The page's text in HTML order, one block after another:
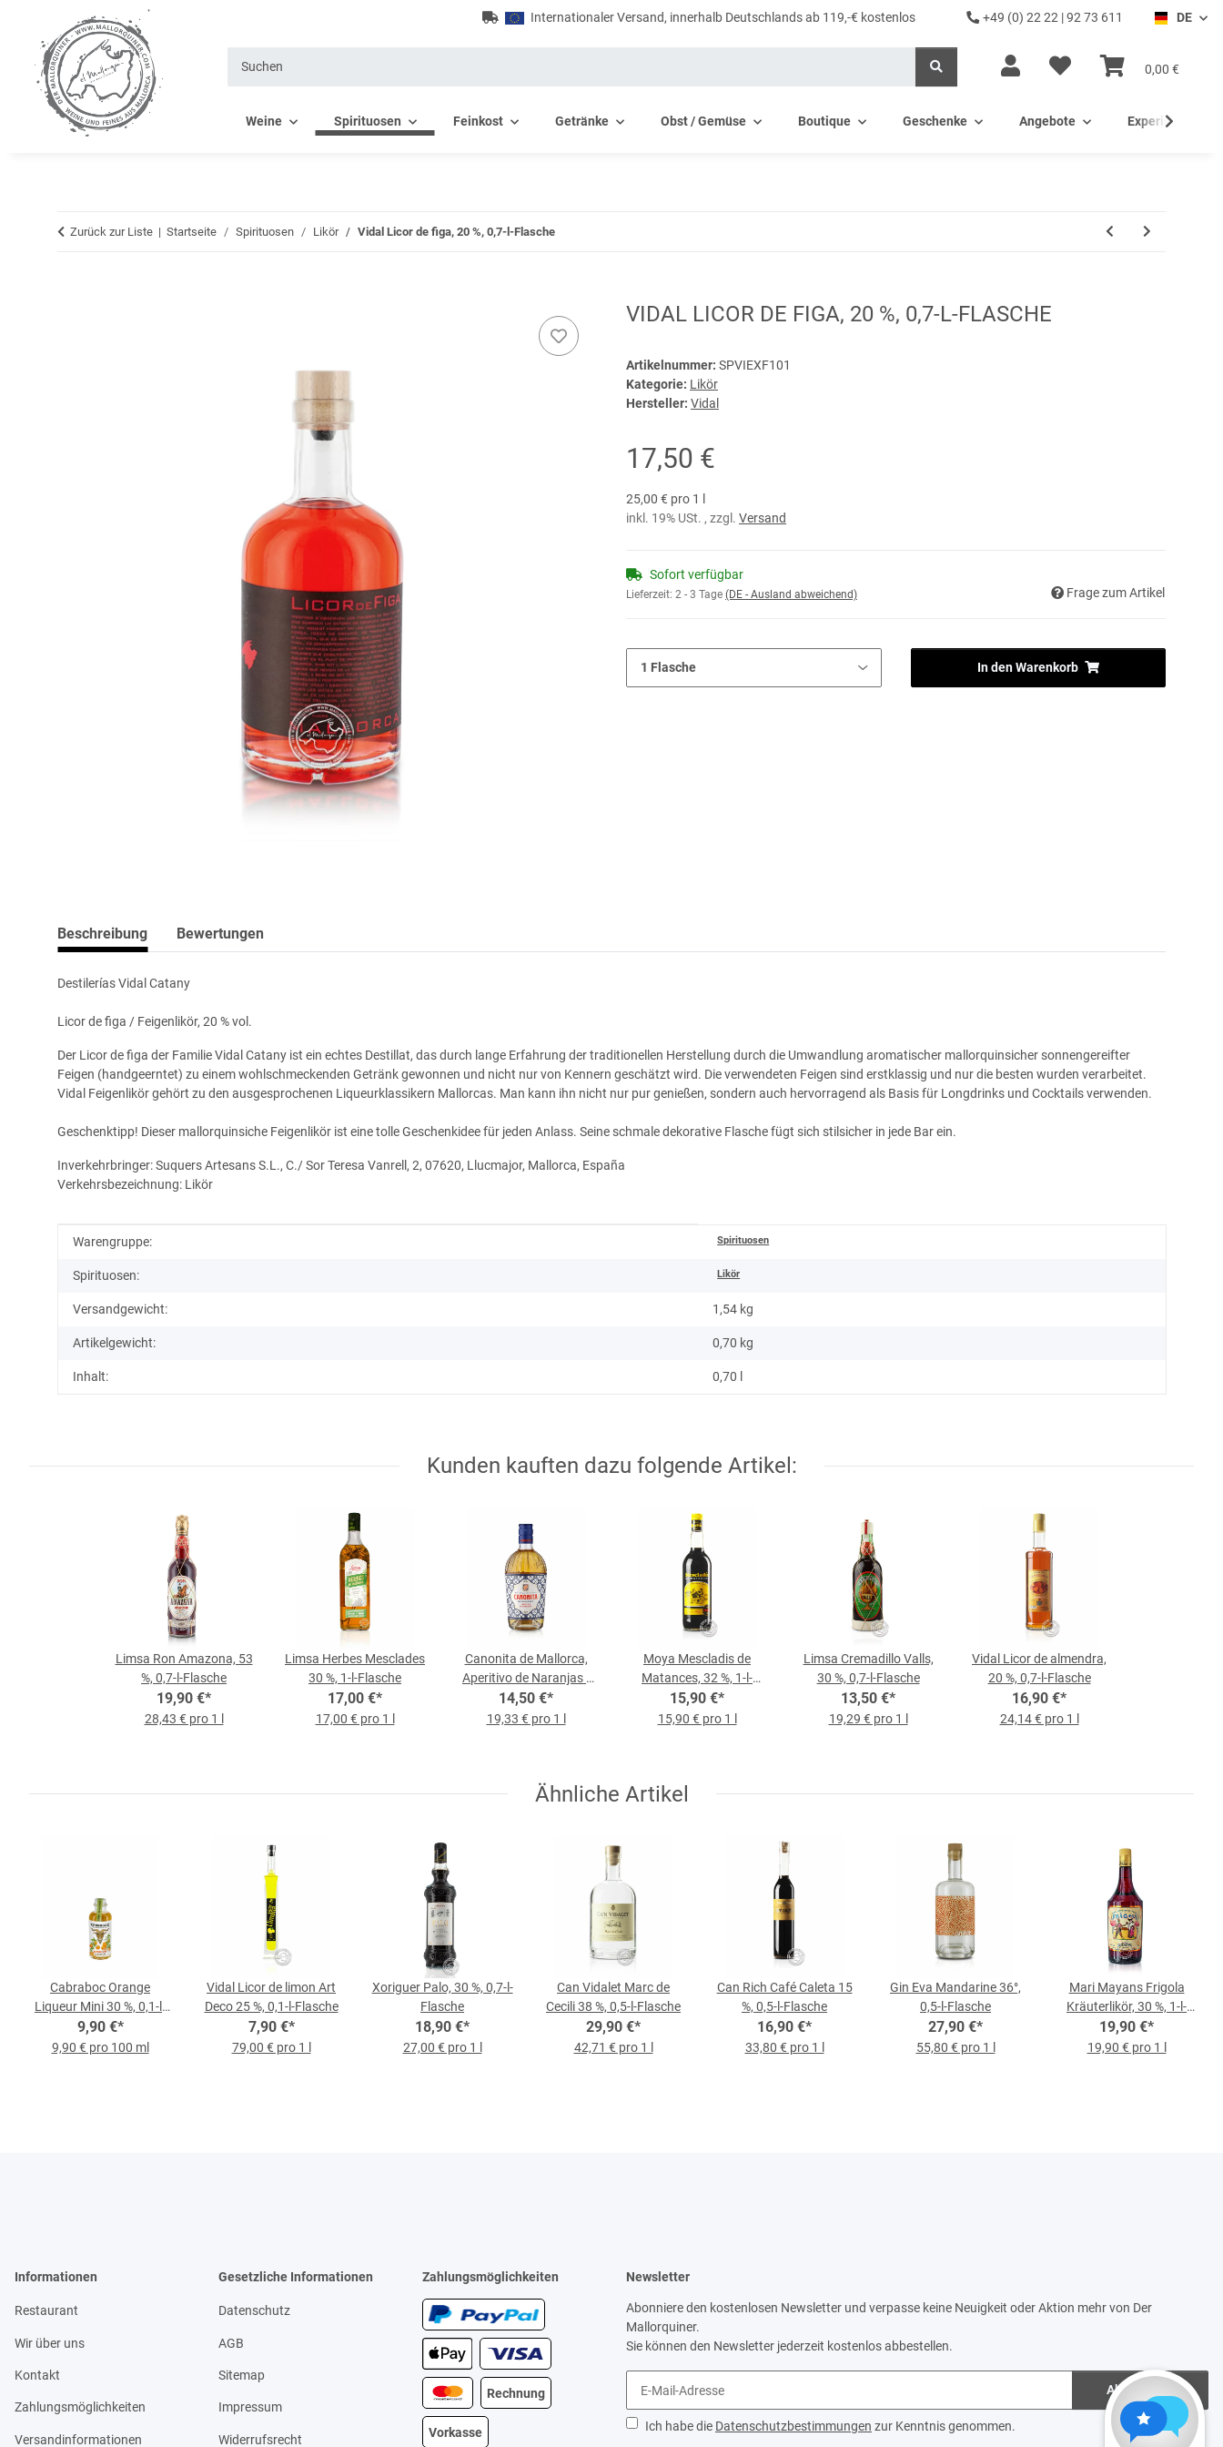
Internationaler Versand, innerhalb Deutschlands ab 119,-€ kostenlos +49 (0) 22 22 | 92 73 611 DE
0,00 €
Weine Spirituosen Feinkost Getränke Obst / Gemüse Boutique Geschenke Angebote Experience -
Zurück zur Liste Startseite Spirituosen Likör Vidal Licor de figa, 20 %, 0,7-l-Flasche
VIDAL LICOR DE FIGA, 20 %, 0,7-L-FLASCHE
Artikelnummer: SPVIEXF101
Kategorie: Likör
Hersteller: Vidal
17,50 €
25,00 € pro 1 l
inkl. 19% USt. , zzgl. Versand
Sofort verfügbar
Lieferzeit: 2 - 3 Tage (DE - Ausland abweichend) Frage zum Artikel
In den Warenkorb
Beschreibung Bewertungen
Destilerías Vidal Catany
Licor de figa / Feigenlikör, 20 % vol.
Der Licor de figa der Familie Vidal Catany ist ein echtes Destillat, das durch lange Erfahrung der traditionellen Herstellung durch die Umwandlung aromatischer mallorquinsicher sonnengereifter
Feigen (handgeerntet) zu einem wohlschmeckenden Getränk gewonnen und nicht nur von Kennern geschätzt wird. Die verwendeten Feigen sind erstklassig und nur die besten wurden verarbeitet.
Vidal Feigenlikör gehört zu den ausgesprochenen Liqueurklassikern Mallorcas. Man kann ihn nicht nur pur genießen, sondern auch hervorragend als Basis für Longdrinks und Cocktails verwenden.
Geschenktipp! Dieser mallorquinsiche Feigenlikör ist eine tolle Geschenkidee für jeden Anlass. Seine schmale dekorative Flasche fügt sich stilsicher in jede Bar ein.
Inverkehrbringer: Suquers Artesans S.L., C./ Sor Teresa Vanrell, 2, 07620, Llucmajor, Mallorca, España
Verkehrsbezeichnung: Likör
Produkteigenschaft
Wert
Warengruppe: Spirituosen
Spirituosen: Likör
Versandgewicht: 1,54 kg
Artikelgewicht: 0,70 kg
Inhalt: 0,70 l
Kunden kauften dazu folgende Artikel:
Limsa Ron Amazona, 53
%, 0,7-l-Flasche
19,90 €*
28,43 € pro 1 l
Limsa Herbes Mesclades
30 %, 1-l-Flasche
17,00 €*
17,00 € pro 1 l
Canonita de Mallorca,
Aperitivo de Naranjas -
Orangen-Likör, 18 % vol,
0,75-l-Flasche
14,50 €*
19,33 € pro 1 l
Moya Mescladis de
Matances, 32 %, 1-l-
Flasche
15,90 €*
15,90 € pro 1 l
Limsa Cremadillo Valls,
30 %, 0,7-l-Flasche
13,50 €*
19,29 € pro 1 l
Vidal Licor de almendra,
20 %, 0,7-l-Flasche
16,90 €*
24,14 € pro 1 l
Ähnliche Artikel
Cabraboc Orange
Liqueur Mini 30 %, 0,1-l-
Flasche
9,90 €*
9,90 € pro 100 ml
Vidal Licor de limon Art
Deco 25 %, 0,1-l-Flasche
7,90 €*
79,00 € pro 1 l
Xoriguer Palo, 30 %, 0,7-l-
Flasche
18,90 €*
27,00 € pro 1 l
Can Vidalet Marc de
Cecili 38 %, 0,5-l-Flasche
29,90 €*
42,71 € pro 1 l
Can Rich Café Caleta 15
%, 0,5-l-Flasche
16,90 €*
33,80 € pro 1 l
Gin Eva Mandarine 36°,
0,5-l-Flasche
27,90 €*
55,80 € pro 1 l
Mari Mayans Frigola
Kräuterlikör, 30 %, 1-l-
Flasche
19,90 €*
19,90 € pro 1 l
Informationen
Restaurant
Wir über uns
Kontakt
Zahlungsmöglichkeiten
Versandinformationen
Gesetzliche Informationen
Datenschutz
AGB
Sitemap
Impressum
Widerrufsrecht
Zahlungsmöglichkeiten
Rechnung
Vorkasse
Newsletter
Abonniere den kostenlosen Newsletter und verpasse keine Neuigkeit oder Aktion mehr von Der
Mallorquiner.
Sie können den Newsletter jederzeit kostenlos abbestellen.
Abonnieren
Ich habe die Datenschutzbestimmungen zur Kenntnis genommen.